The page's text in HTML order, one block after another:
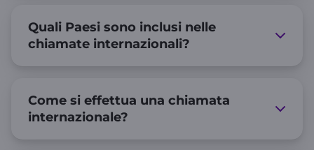
Quali Paesi sono inclusi nelle
chiamate internazionali?
Come si effettua una chiamata
internazionale?